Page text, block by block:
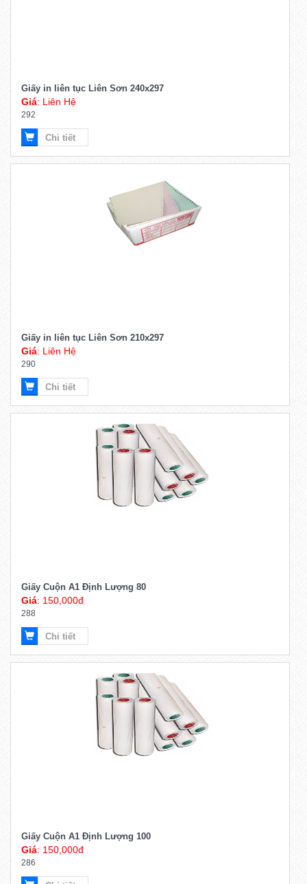
Giấy in liên tục Liên Sơn 240x297
Giá: Liên Hệ
292
Chi tiết
Giấy in liên tục Liên Sơn 210x297
Giá: Liên Hệ
290
Chi tiết
Giấy Cuộn A1 Định Lượng 80
Giá: 150,000đ
288
Chi tiết
Giấy Cuộn A1 Định Lượng 100
Giá: 150,000đ
286